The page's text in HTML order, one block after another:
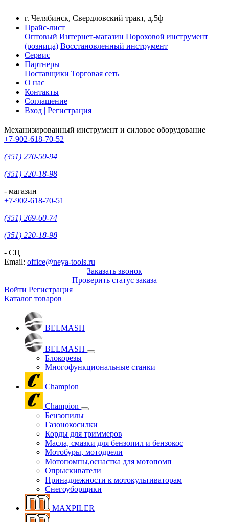
г. Челябинск, Свердловский тракт, д.5ф
Прайс-лист
Оптовый Интернет-магазин Пороховой инструмент
(розница) Восстановленный инструмент
Сервис
Партнеры
Поставщики Торговая сеть
О нас
Контакты
Соглашение
Вход | Регистрация
Механизированный инструмент и силовое оборудование
+7-902-618-70-52
(351) 270-50-94
(351) 220-18-98
- магазин
+7-902-618-70-51
(351) 269-60-74
(351) 220-18-98
- СЦ
Email: office@neya-tools.ru
Заказать звонок
Проверить статус заказа
Войти Регистрация
Каталог товаров
BELMASH
BELMASH
Блокорезы
Многофункциональные станки
Champion
Champion
Бензопилы
Газонокосилки
Корды для триммеров
Масла, смазки для бензопил и бензокос
Мотобуры, мотодрели
Мотопомпы,оснастка для мотопомп
Опрыскиватели
Принадлежности к мотокультиваторам
Снегоуборщики
MAXPILER